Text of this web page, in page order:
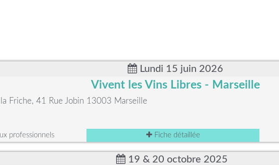
Lundi 15 juin 2026
Vivent les Vins Libres - Marseille
la Friche, 41 Rue Jobin 13003 Marseille
professionnels Fiche détaillée
19 & 20 octobre 2025